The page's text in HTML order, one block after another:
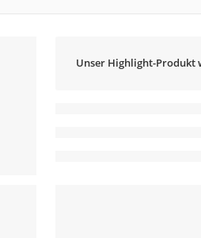
Unser Highlight-